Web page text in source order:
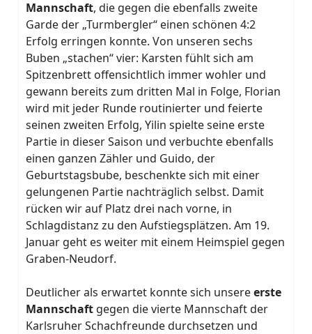
Mannschaft, die gegen die ebenfalls zweite
Garde der „Turmbergler“ einen schönen 4:2
Erfolg erringen konnte. Von unseren sechs
Buben „stachen“ vier: Karsten fühlt sich am
Spitzenbrett offensichtlich immer wohler und
gewann bereits zum dritten Mal in Folge, Florian
wird mit jeder Runde routinierter und feierte
seinen zweiten Erfolg, Yilin spielte seine erste
Partie in dieser Saison und verbuchte ebenfalls
einen ganzen Zähler und Guido, der
Geburtstagsbube, beschenkte sich mit einer
gelungenen Partie nachträglich selbst. Damit
rücken wir auf Platz drei nach vorne, in
Schlagdistanz zu den Aufstiegsplätzen. Am 19.
Januar geht es weiter mit einem Heimspiel gegen
Graben-Neudorf.
Deutlicher als erwartet konnte sich unsereerste
Mannschaft gegen die vierte Mannschaft der
Karlsruher Schachfreunde durchsetzen und